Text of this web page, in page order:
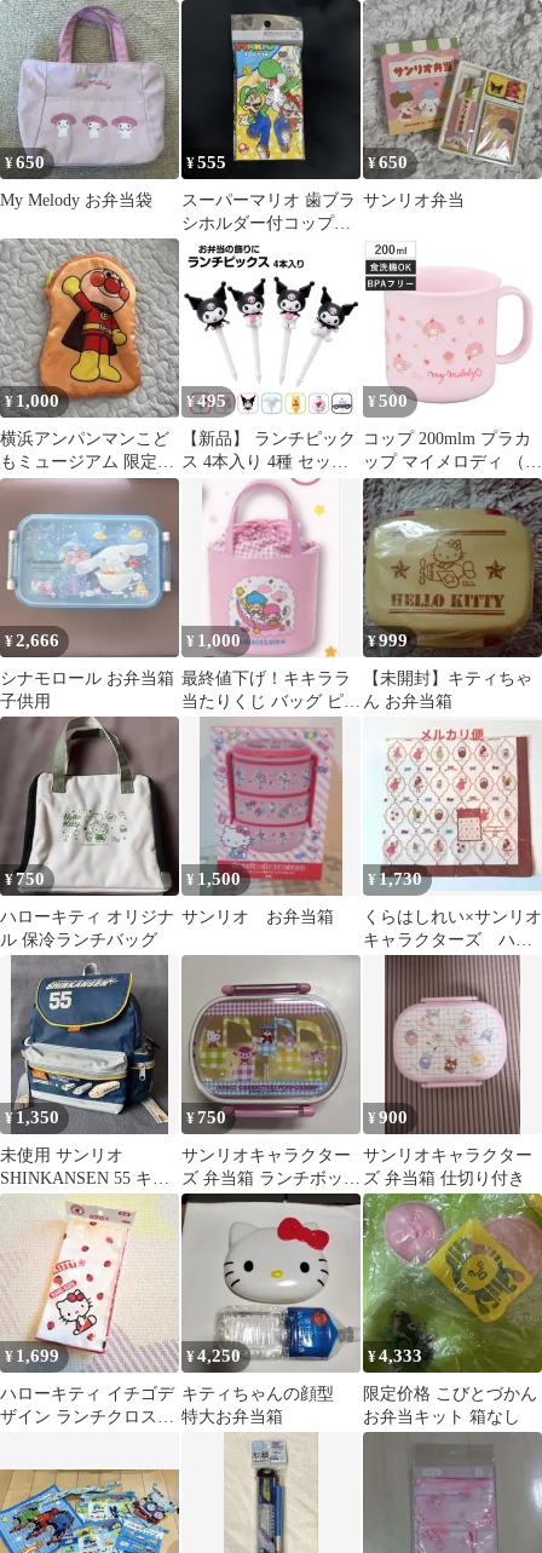
ミ ランチバッグ 弁当 箱 2個セット
¥650
My Melody お弁当袋
¥555
スーパーマリオ 歯ブラ
シホルダー付コップ袋
日本製
¥650
サンリオ弁当
¥ 1,000
横浜アンパンマンこど
もミュージアム 限定ポ
ーチ
¥495
【新品】 ランチピック
ス 4本入り 4種 セット
お弁当 ランチ ピック
お弁当ピック デコ弁 キ
ャラ弁 ようじ 人気 キ
ャラ かわいい 保育園
幼稚園 遠足 運動会 子
供 女の子 サンリオ キ
ティちゃん クロミ シナ
モロール マイメロ プー
さん LKP5D
¥ 500
コップ 200mlm プラカ
ップ マイメロディ （
食洗機対応 レンジ対応
プラコップ 子供 幼稚園
保育園 子供用 日本製
食洗機OK レンジOK プ
ラスチック カップ お弁
当 うがい 割れない 給
食 キッズ )
¥2,666
シナモロール お弁当箱
子供用
¥ 1,000
最終値下げ！キキララ
当たりくじ バッグ ピン
¥999
【未開封】キティちゃ
ん お弁当箱
¥750
ハローキティ オリジナ
ル 保冷ランチバッグ
¥ 1,500
サンリオ お弁当箱
¥ 1,730
くらはしれい×サンリオ
キャラクターズ ハン
¥ 1,350
未使用 サンリオ
SHINKANSEN 55 キッ
ズリュック 5.0L
¥750
サンリオキャラクター
ズ 弁当箱 ランチボック
ス360ml
¥900
サンリオキャラクター
ズ 弁当箱 仕切り付き
¥ 1,699
ハローキティ イチゴデ
ザイン ランチクロスナ
¥4,250
キティちゃんの顔型
特大お弁当箱
¥4,333
限定价格 こびとづかん
お弁当キット 箱なし